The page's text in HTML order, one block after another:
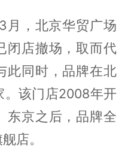
月，北京华贸广场
闭店撤场，取而代
此同时，品牌在北
。该门店2008年开
东京之后，品牌全
店。